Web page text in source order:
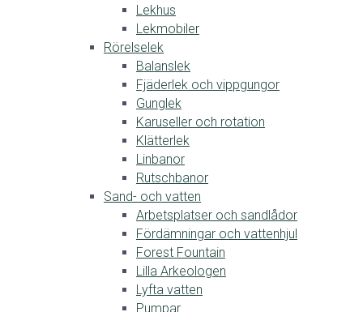
Lekhus
Lekmobiler
Rörelselek
Balanslek
Fjäderlek och vippgungor
Gunglek
Karuseller och rotation
Klätterlek
Linbanor
Rutschbanor
Sand- och vatten
Arbetsplatser och sandlådor
Fördämningar och vattenhjul
Forest Fountain
Lilla Arkeologen
Lyfta vatten
Pumpar